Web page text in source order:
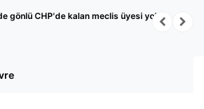
gönlü CHP'de kalan meclis üyesi yok